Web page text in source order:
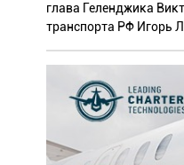
глава Геленджика
транспорта РФ Игорь